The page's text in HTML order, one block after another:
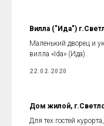
Вилла ("Ида")
Маленький дворец и
вилла «Ida» (Ида).
22.02.2020
Дом жилой,
Для тех гостей